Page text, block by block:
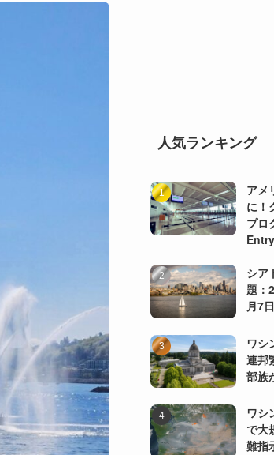
人気ランキング
アメ
に！
プロ
シア
題：
月7
ワシ
連邦
部族
ワシ
で大
難指